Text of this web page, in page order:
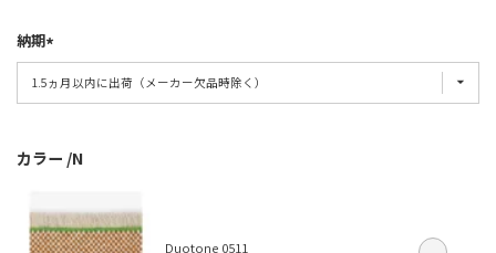
納期
カラー N
Duotone 0511